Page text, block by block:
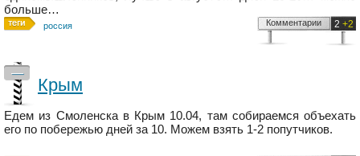
больше…
россия 2 +2
Комментарии
—
Крым
Едем из Смоленска в Крым 10.04, там собираемся объехать
его по побережью дней за 10. Можем взять 1-2 попутчиков.